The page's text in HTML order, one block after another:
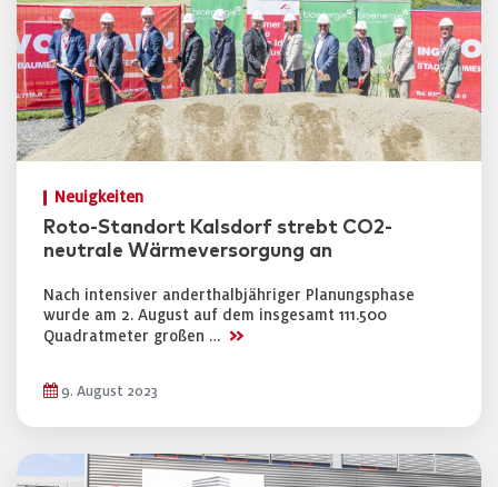
Neuigkeiten
Roto-Standort Kalsdorf strebt CO2-
neutrale Wärmeversorgung an
Nach intensiver anderthalbjähriger Planungsphase
wurde am 2. August auf dem insgesamt 111.500
Quadratmeter großen … >>
9. August 2023